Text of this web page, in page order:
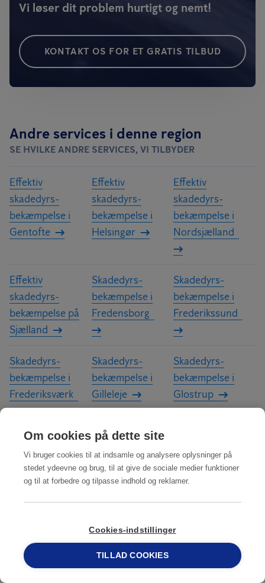
Vi løser dit problem hurtigt og nemt!
KONTAKT OS FOR ET GRATIS TILBUD
Andre services i denne region
SE HVILKE ANDRE SERVICES, VI TILBYDER
Effektiv
skadedyrs­
bekæmpelse i
Gentofte
Effektiv
skadedyrs­
bekæmpelse i
Helsingør
Effektiv
skadedyrs­
bekæmpelse i
Nordsjælland
Effektiv
skadedyrs­
bekæmpelse på
Sjælland
Skadedyrs­
bekæmpelse i
Fredensborg
Skadedyrs­
bekæmpelse i
Frederikssund
Skadedyrs­
bekæmpelse i
Frederiksværk
Skadedyrs­
bekæmpelse i
Gilleleje
Skadedyrs­
bekæmpelse i
Glostrup
Skadedyrs­
bekæmpelse i
Helsinge
Skadedyrs­
bekæmpelse i
Hillerød
bekæmpelse i
Skadedyrs­
Hørsholm
Skadedyrs­
Kalundborg
Skadedyrs­
København
69 15 17 44
Om cookies på dette site
Vi bruger cookies til at indsamle og analysere oplysninger på
stedet ydeevne og brug, til at give de sociale medier funktioner
og til at forbedre og tilpasse indhold og reklamer.
Cookies-indstillinger
TILLAD COOKIES